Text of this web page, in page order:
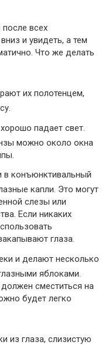
всех
и увидеть, а тем
Что же делать
их полотенцем,
падает свет.
можно около окна
в конъюнктивальный
капли. Это могут
слезы или
Если никаких
глаза.
и делают несколько
яблоками.
сместиться на
будет легко
из глаза, слизистую